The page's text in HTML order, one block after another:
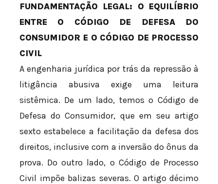
FUNDAMENTAÇÃO LEGAL: O EQUILÍBRIO
ENTRE O CÓDIGO DE DEFESA DO
CONSUMIDOR E O CÓDIGO DE PROCESSO
CIVIL
A engenharia jurídica por trás da repressão à
litigância abusiva exige uma leitura
sistêmica. De um lado, temos o Código de
Defesa do Consumidor, que em seu artigo
sexto estabelece a facilitação da defesa dos
direitos, inclusive com a inversão do ônus da
prova. Do outro lado, o Código de Processo
Civil impõe balizas severas. O artigo décimo